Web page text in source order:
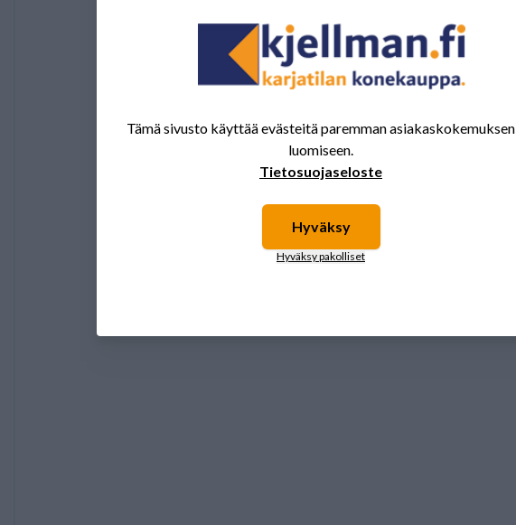
Tämä sivusto käyttää evästeitä paremman asiakaskokemuksen
luomiseen.
Tietosuojaseloste
Hyväksy
Hyväksy pakolliset